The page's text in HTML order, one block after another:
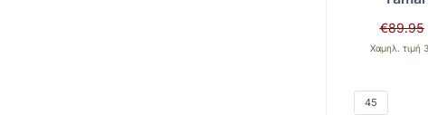
€89.95
Χαμηλ. τιμή
45